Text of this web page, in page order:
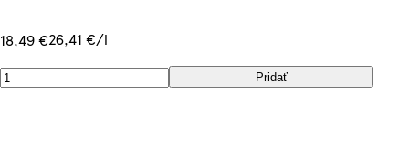
18,49 €26,41 €/l
Pridať